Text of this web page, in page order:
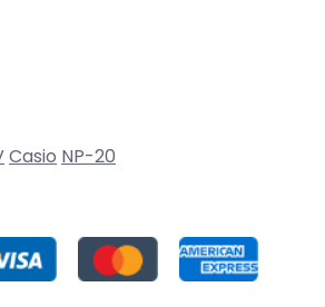
Casio NP-20